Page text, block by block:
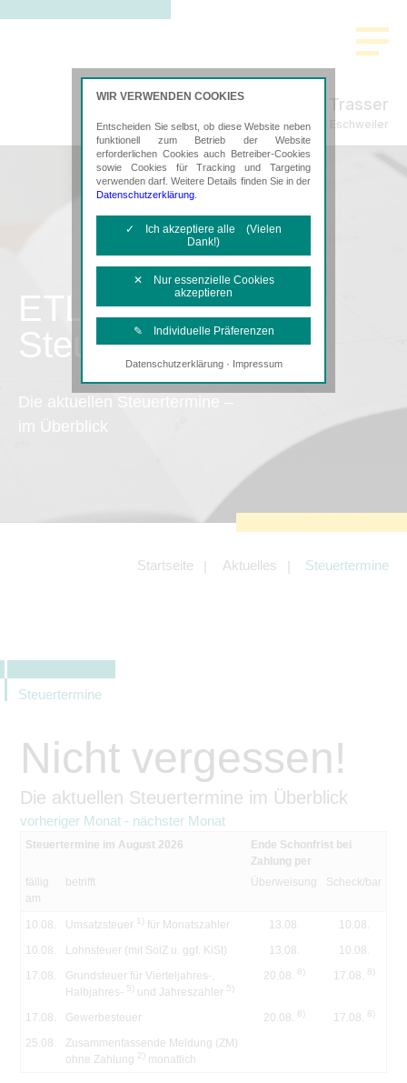
Letmathe & Trasser
Steuerberatung in Eschweiler
ETL
Steuertermine
Die aktuellen Steuertermine –
im Überblick
Startseite Aktuelles Steuertermine
Steuertermine
Nicht vergessen!
Die aktuellen Steuertermine im Überblick
vorheriger Monat - nächster Monat
Steuertermine im August 2026
Ende Schonfrist bei
Zahlung per
fällig
am
betrifft Überweisung Scheck/bar
10.08. Umsatzsteuer 1) für Monatszahler 13.08.
10.08.
10.08.
Lohnsteuer (mit SolZ u. ggf. KiSt) 13.08.
10.08.
17.08.
Grundsteuer für Vierteljahres-,
Halbjahres- 5) und Jahreszahler 5)
20.08. 8) 17.08. 8)
17.08. Gewerbesteuer 20.08. 8) 17.08. 8)
25.08.
Zusammenfassende Meldung (ZM)
ohne Zahlung 2) monatlich
WIR VERWENDEN COOKIES
Entscheiden Sie selbst, ob diese Website neben
funktionell zum Betrieb der Website
erforderlichen Cookies auch Betreiber-Cookies
sowie Cookies für Tracking und Targeting
verwenden darf. Weitere Details finden Sie in der
Datenschutzerklärung
✓ Ich akzeptiere alle (Vielen
Dank!)
✕ Nur essenzielle Cookies
akzeptieren
✎ Individuelle Präferenzen
Notwendige Cookies
Diese Cookies sind erforderlich, um die
Tracking- und Targeting-Cookies
Diese Cookies sind erforderlich, um
unsere Website auf Ihre Bedürfnisse hin
zu optimieren. Hierzu gehört eine
bedarfsgerechte Gestaltung und
fortlaufende Verbesserung unseres
Angebotes einschließlich der
Angeboten von z.B. Facebook und
LinkedIn.
Datenschutzerklärung· Impressum